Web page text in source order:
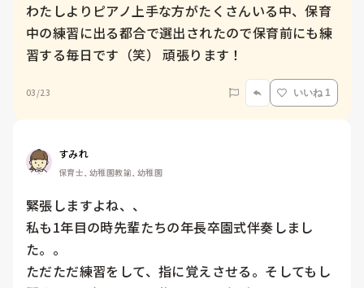
わたしよりピアノ上手な方がたくさんいる中、保育
中の練習に出る都合で選出されたので保育前にも練
習する毎日です（笑） 頑張ります！
03/23 いいね 1
すみれ
保育士, 幼稚園教諭, 幼稚園
緊張しますよね、、
私も1年目の時先輩たちの年長卒園式伴奏しまし
た。。
ただただ練習をして、指に覚えさせる。そしてもし